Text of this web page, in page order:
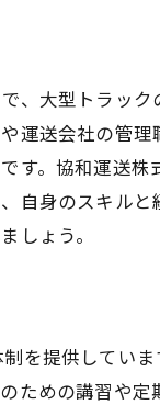
、大型トラッ
運送会社の管理
す。協和運送株
自身のスキルと
しょう。
を提供してい
ための講習や定